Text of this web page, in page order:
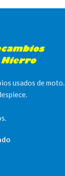
usados de moto.